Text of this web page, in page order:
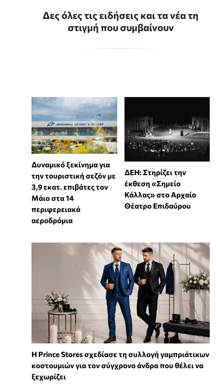
Δες όλες τις ειδήσεις και τα νέα τη
στιγμή που συμβαίνουν
Δυναμικό ξεκίνημα για
την τουριστική σεζόν με
3,9 εκατ. επιβάτες τον
Μάιο στα 14
περιφερειακά
αεροδρόμια
ΔΕΗ: Στηρίζει την
έκθεση «Σημείο
Κάλλας» στο Αρχαίο
Θέατρο Επιδαύρου
Η Prince Stores σχεδίασε τη συλλογή γαμπριάτικων
κοστουμιών για τον σύγχρονο άνδρα που θέλει να
ξεχωρίζει